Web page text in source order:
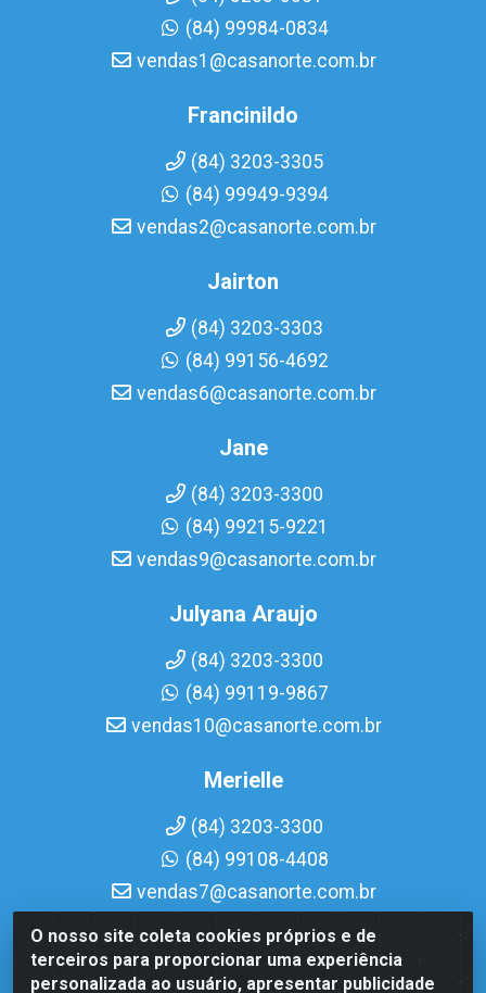
O nosso site coleta cookies próprios e de
terceiros para proporcionar uma experiência
personalizada ao usuário, apresentar publicidade
(84) 99984-0834
vendas1@casanorte.com.br
Francinildo
(84) 3203-3305
(84) 99949-9394
vendas2@casanorte.com.br
Jairton
(84) 3203-3303
(84) 99156-4692
vendas6@casanorte.com.br
Jane
(84) 3203-3300
(84) 99215-9221
vendas9@casanorte.com.br
Julyana Araujo
(84) 3203-3300
(84) 99119-9867
vendas10@casanorte.com.br
Merielle
(84) 3203-3300
(84) 99108-4408
vendas7@casanorte.com.br
Casa Norte LTDA - Av. Interventor Mário Câmara, 1815 -
Dix-Sept Rosado, Natal/RN - CEP 59054-600 - CNPJ